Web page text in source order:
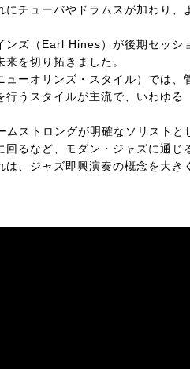
チューバやドラムスが加わり、
ンズ（Earl Hines）が後期セッ
を切り拓きました。
ューオリンズ・スタイル）では
行うスタイルが主流で、いわゆ
ムストロングが明確なソリスト
回るなど、モダン・ジャズに通
は、ジャズ即興演奏の概念を大